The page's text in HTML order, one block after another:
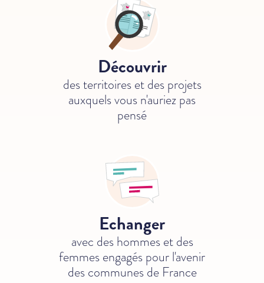
Découvrir
des territoires et des projets
auxquels vous n'auriez pas
pensé
Echanger
avec des hommes et des
femmes engagés pour l'avenir
des communesde France